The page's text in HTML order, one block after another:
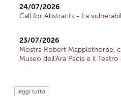
24/07/2026
Call for Abstracts - La
23/07/2026
Mostra Robert Mapplethorpe,
Museo dell'Ara Pacis e il
leggi tutto